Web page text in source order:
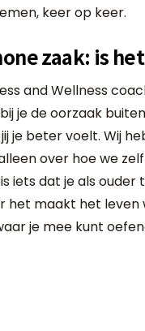
keer op keer.
zaak: is
and Wellness
je de oorzaak
je beter voelt. Wij
over hoe we
iets dat je als
het maakt het leven
je mee kunt